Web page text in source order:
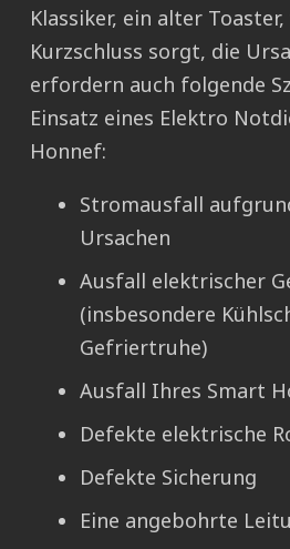
Klassiker, ein alter
Kurzschluss sorgt, die
erfordern auch folgende
Einsatz eines Elektro
Honnef:
Stromausfall
Ursachen
Ausfall elektrischer
(insbesondere
Gefriertruhe)
Ausfall Ihres Smart
Defekte elektrische
Defekte Sicherung
Eine angebohrte